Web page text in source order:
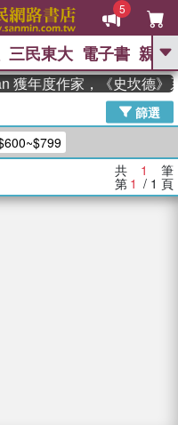
5
GO
高希均教授回憶錄
、 父親節 、 如果歷
、 暑期推薦
遊錄、 方念華 、 台灣的李
數學女孩：黎曼猜想 、
神經
三民東大 電子書 親子
年度作家，《史坎德》
篩選
共 1 筆
第 1 / 1 頁